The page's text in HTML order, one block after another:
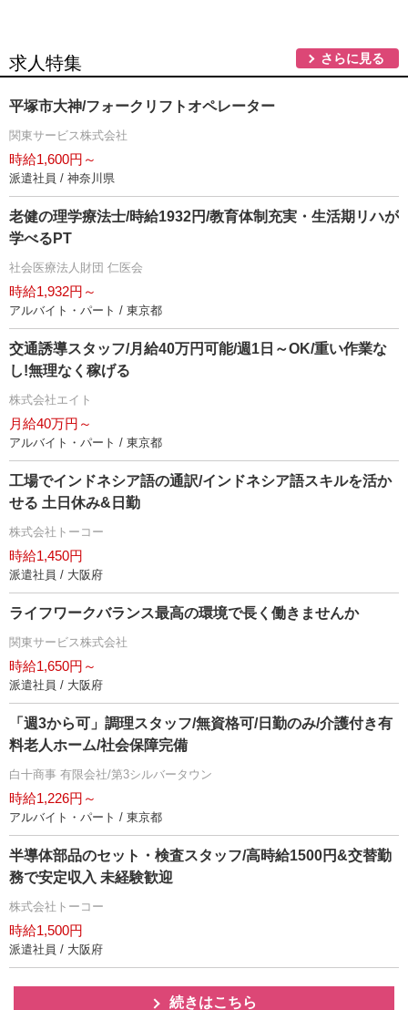
求人特集 さらに見る
平塚市大神/フォークリフトオペレーター
関東サービス株式会社
時給1,600円～
派遣社員 / 神奈川県
老健の理学療法士/時給1932円/教育体制充実・生活期リハが
学べるPT
社会医療法人財団 仁医会
時給1,932円～
アルバイト・パート / 東京都
交通誘導スタッフ/月給40万円可能/週1日～OK/重い作業な
し!無理なく稼げる
株式会社エイト
月給40万円～
アルバイト・パート / 東京都
工場でインドネシア語の通訳/インドネシア語スキルを活か
せる 土日休み&日勤
株式会社トーコー
時給1,450円
派遣社員 / 大阪府
ライフワークバランス最高の環境で長く働きませんか
関東サービス株式会社
時給1,650円～
派遣社員 / 大阪府
「週3から可」調理スタッフ/無資格可/日勤のみ/介護付き有
料老人ホーム/社会保障完備
白十商事 有限会社/第3シルバータウン
時給1,226円～
アルバイト・パート / 東京都
半導体部品のセット・検査スタッフ/高時給1500円&交替勤
務で安定収入 未経験歓迎
株式会社トーコー
時給1,500円
派遣社員 / 大阪府
続きはこちら